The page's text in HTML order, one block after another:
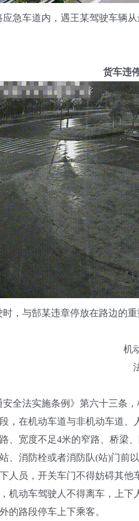
车道内，遇王某驾驶车辆从
货车违
与郜某违章停放在路边的重
机
法实施条例》第六十三条，
在机动车道与非机动车道、
宽度不足4米的窄路、桥梁、
消防栓或者消防队(站)门前以
员，开关车门不得妨碍其他
动车驾驶人不得离车，上下
路段停车上下乘客。